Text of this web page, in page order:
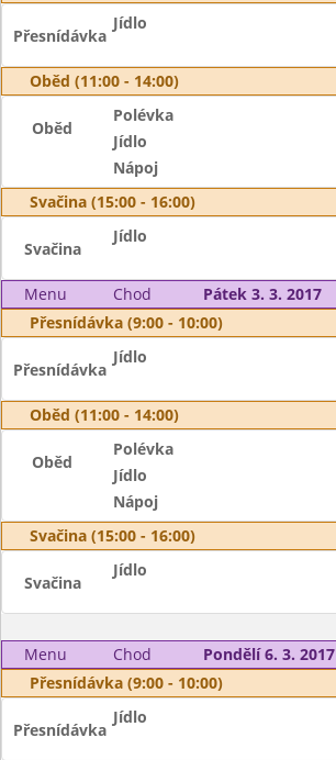
Přesnídávka
Jídlo
Oběd (11:00 - 14:00)
Oběd
Polévka
Jídlo
Nápoj
Svačina (15:00 - 16:00)
Svačina
Jídlo
Menu Chod
Pátek 3. 3. 2017
Přesnídávka (9:00 - 10:00)
Přesnídávka
Jídlo
Oběd (11:00 - 14:00)
Oběd
Polévka
Jídlo
Nápoj
Svačina (15:00 - 16:00)
Svačina
Jídlo
Menu Chod
Pondělí 6. 3. 2017
Přesnídávka (9:00 - 10:00)
Přesnídávka
Jídlo